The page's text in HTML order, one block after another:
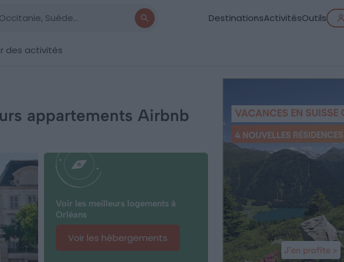
DestinationsActivitésOutils
des activités
appartements Airbnb
Voir les meilleurs logements à
Orléans
Voir les hébergements